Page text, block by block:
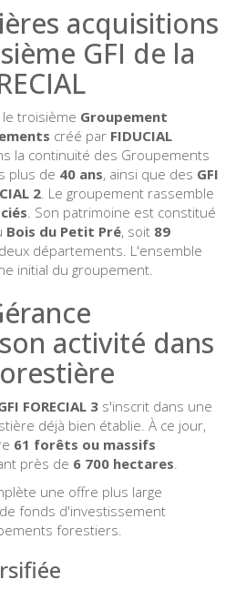
acquisitions
GFI de la
troisième Groupement
créé par FIDUCIAL
la continuité des Groupements
plus de 40 ans, ainsi que des GFI
2. Le groupement rassemble
. Son patrimoine est constitué
Bois du Petit Pré, soit 89
départements. L'ensemble
initial du groupement.
activité dans
FORECIAL 3 s'inscrit dans une
déjà bien établie. À ce jour,
61 forêts ou massifs
près de 6 700 hectares.
une offre plus large
fonds d'investissement
forestiers.